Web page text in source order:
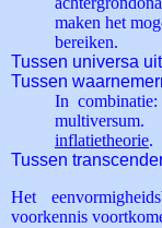
maken het
bereiken.
Tussen universa
Tussen
In combinatie:
inflatietheorie.
Tussen
Het
voorkennis